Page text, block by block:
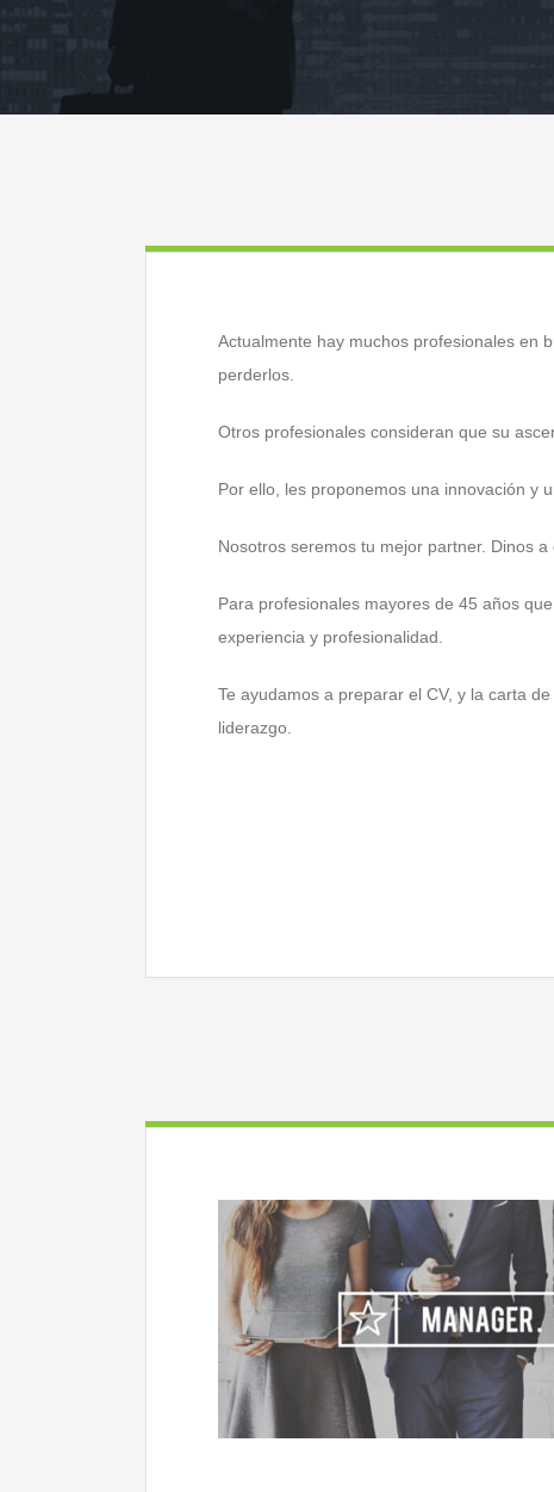
Actualmente hay muchos profesionales en
perderlos.
Otros profesionales consideran que su
Por ello, les proponemos una innovación y
Nosotros seremos tu mejor partner. Dinos
Para profesionales mayores de 45 años
experiencia y profesionalidad.
Te ayudamos a preparar el CV, y la carta
liderazgo.